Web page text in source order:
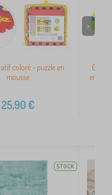
coloré - puzzle en
mousse
25,90€
>
STOCK